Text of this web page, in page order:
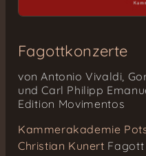
Fagottkonzerte
von Antonio Vivaldi,
und Carl Philipp
Edition Movimentos
Kammerakademie
Christian Kunert Fagott